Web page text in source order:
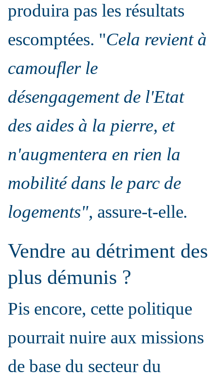
produira pas les résultats
escomptées. "Cela revient à
camoufler le
désengagement de l'Etat
des aides à la pierre, et
n'augmentera en rien la
mobilité dans le parc de
logements", assure-t-elle.
Vendre au détriment des
plus démunis ?
Pis encore, cette politique
pourrait nuire aux missions
de base du secteur du